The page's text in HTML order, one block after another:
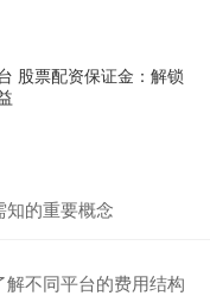
股票配资保证金：解锁
的重要概念
不同平台的费用结构